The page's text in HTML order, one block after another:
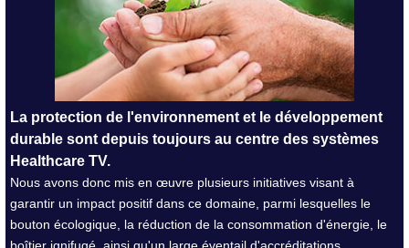
La protection de l'environnement et le développement
durable sont depuis toujours au centre des systèmes
Healthcare TV.
Nous avons donc mis en œuvre plusieurs initiatives visant à
garantir un impact positif dans ce domaine, parmi lesquelles le
bouton écologique, la réduction de la consommation d'énergie, le